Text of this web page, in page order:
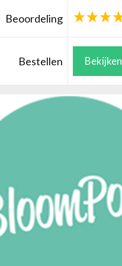
Beoordeling
Bestellen Bekijken